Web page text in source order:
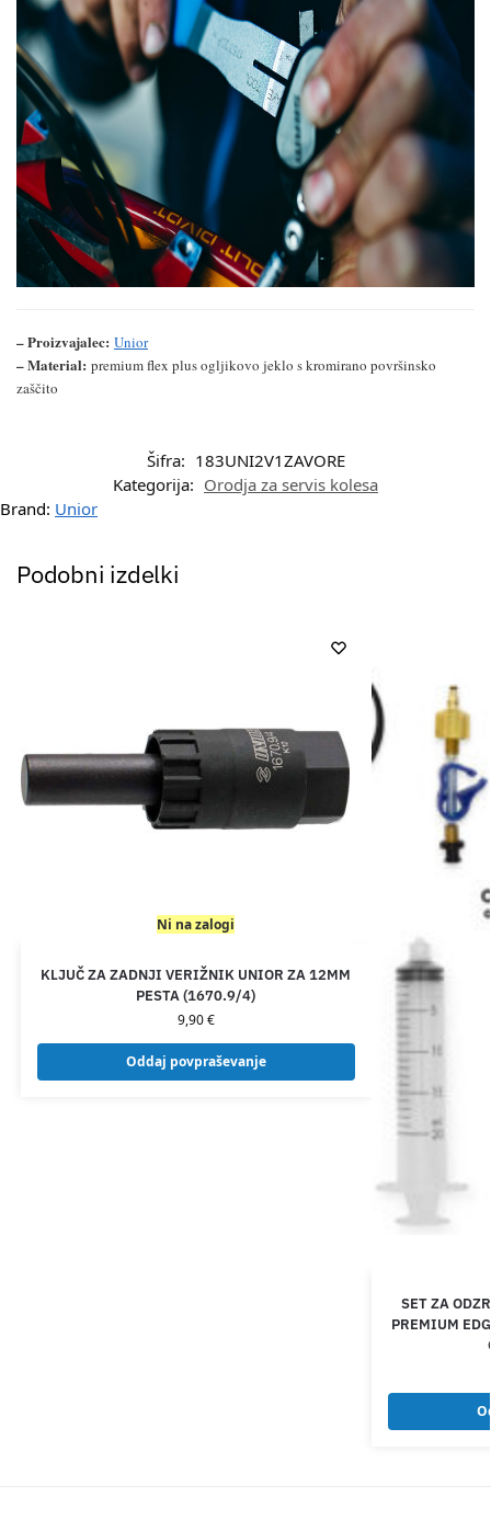
– Proizvajalec: Unior
– Material: premium flex plus ogljikovo jeklo s kromirano površinsko
zaščito
Šifra: 183UNI2V1ZAVORE
Kategorija: Orodja za servis kolesa
Brand: Unior
Podobni izdelki
Ni na zalogi
KLJUČ ZA ZADNJI VERIŽNIK UNIOR ZA 12MM
PESTA (1670.9/4)
9,90€
Oddaj povpraševanje
SET ZA
PREMIUM